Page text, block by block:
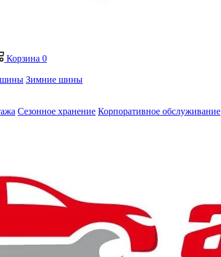
Корзина 0
шины Зимние шины
Сезонное хранение Корпоративное обслуживание